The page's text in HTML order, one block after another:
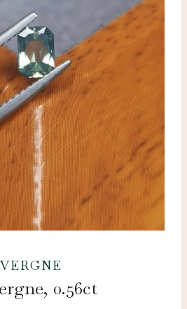
0.56ct